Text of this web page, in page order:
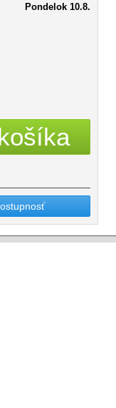
Pondelok 10.8.